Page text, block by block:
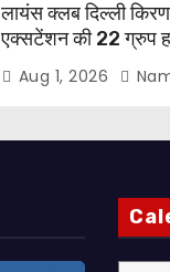
लायंस क्लब दिल्ली
एक्सटेंशन की 22 ग्रुप
बीच पर्यावरण संरक्षण एवं
संयोजक लायन सुरेश
Aug 1, 2026